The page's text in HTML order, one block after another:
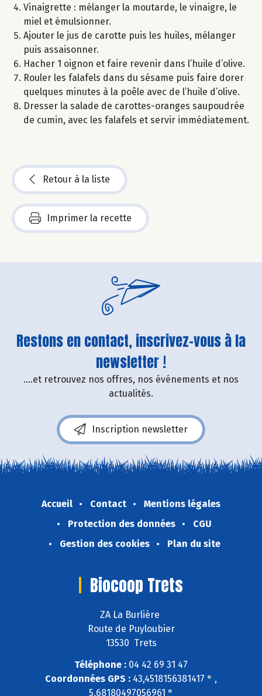
Vinaigrette : mélanger la moutarde, le vinaigre, le
miel et émulsionner.
Ajouter le jus de carotte puis les huiles, mélanger
puis assaisonner.
Hacher 1 oignon et faire revenir dans l’huile d’olive.
Rouler les falafels dans du sésame puis faire dorer
quelques minutes à la poêle avec de l’huile d’olive.
Dresser la salade de carottes-oranges saupoudrée
de cumin, avec les falafels et servir immédiatement.
Retour à la liste
Imprimer la recette
Restons en contact, inscrivez-vous à la
newsletter !
....et retrouvez nos offres, nos événements et nos
actualités.
Inscription newsletter
Accueil Contact
Mentions légales
Protection des données
CGU
Gestion des cookies
Plan du site
Biocoop Trets
ZA La Burlière
Route de Puyloubier
13530 Trets
Téléphone : 04 42 69 31 47
Coordonnées GPS : 43,4518156381417 ° ,
5,68180497056961 °